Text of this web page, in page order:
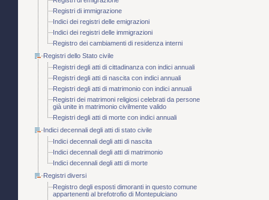
Registri di immigrazione
Indici dei registri delle emigrazioni
Indici dei registri delle immigrazioni
Registro dei cambiamenti di residenza interni
Registri dello Stato civile
Registri degli atti di cittadinanza con indici annuali
Registri degli atti di nascita con indici annuali
Registri degli atti di matrimonio con indici annuali
Registri dei matrimoni religiosi celebrati da persone
già unite in matrimonio civilmente valido
Registri degli atti di morte con indici annuali
Indici decennali degli atti di stato civile
Indici decennali degli atti di nascita
Indici decennali degli atti di matrimonio
Indici decennali degli atti di morte
Registri diversi
Registro degli esposti dimoranti in questo comune
appartenenti al brefotrofio di Montepulciano